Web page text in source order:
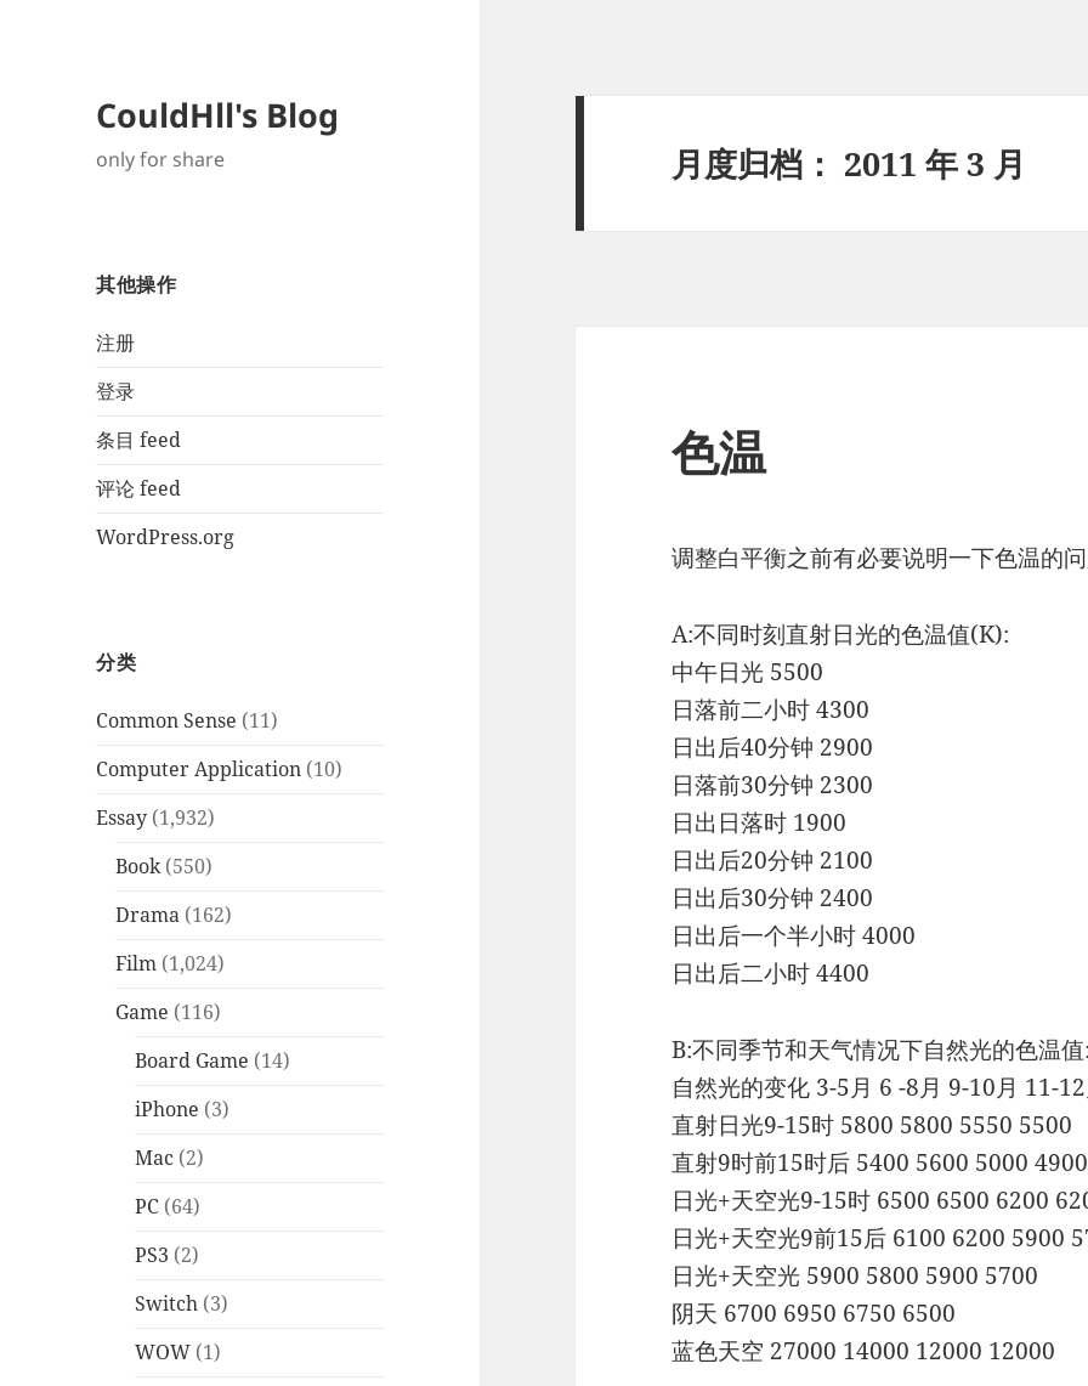
CouldHll's Blog
only for share
其他操作
注册
登录
条目 feed
评论 feed
WordPress.org
分类
Common Sense (11)
Computer Application (10)
Essay (1,932)
Book(550)
Drama (162)
Film (1,024)
Game (116)
Board Game (14)
iPhone (3)
Mac (2)
PC (64)
PS3 (2)
Switch (3)
WOW (1)
月度归档： 2011 年 3 月
色温
调整白平衡之前有必要说明一下色温的问
A:不同时刻直射日光的色温值(K):
中午日光 5500
日落前二小时 4300
日出后40分钟 2900
日落前30分钟 2300
日出日落时 1900
日出后20分钟 2100
日出后30分钟 2400
日出后一个半小时 4000
日出后二小时 4400
B:不同季节和天气情况下自然光的色温值:
自然光的变化 3-5月 6 -8月 9-10月 11-12
直射日光9-15时 5800 5800 5550 5500
直射9时前15时后 5400 5600 5000 4900
日光+天空光9-15时 6500 6500 6200
日光+天空光9前15后 6100 6200 5900
日光+天空光 5900 5800 5900 5700
阴天 6700 6950 6750 6500
蓝色天空 27000 14000 12000 12000